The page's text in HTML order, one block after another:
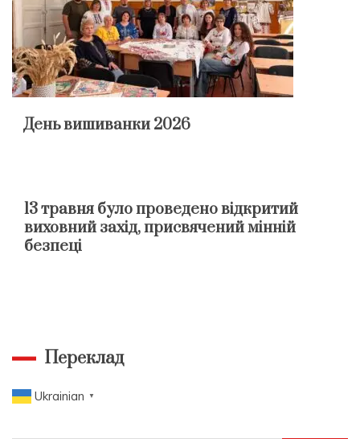
День вишиванки 2026
13 травня було проведено відкритий
виховний захід, присвячений мінній
безпеці
Переклад
Ukrainian ▼